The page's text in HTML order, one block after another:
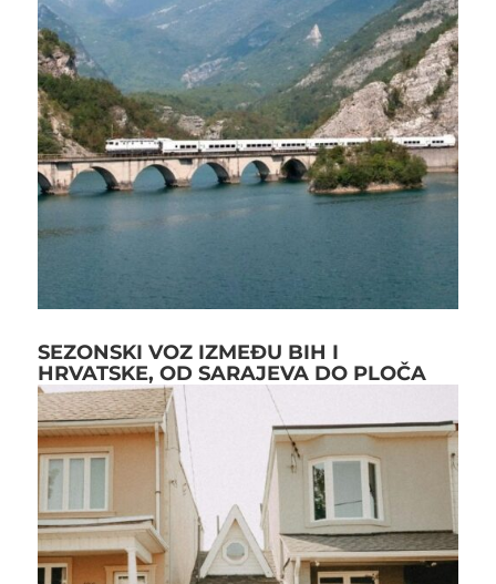
SEZONSKI VOZ IZMEĐU BIH I
HRVATSKE, OD SARAJEVA DO PLOČA